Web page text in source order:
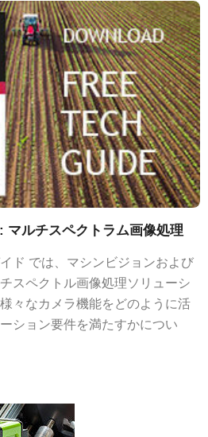
マルチスペクトラム画像処理
ド では、マシンビジョンおよび
スペクトル画像処理ソリューシ
々なカメラ機能をどのように活
ション要件を満たすかについ